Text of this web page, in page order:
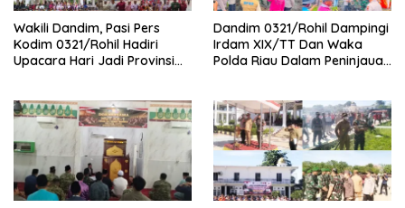
Wakili Dandim, Pasi Pers
Kodim 0321/Rohil Hadiri
Upacara Hari Jadi Provinsi
Dandim 0321/Rohil Dampingi
Irdam XIX/TT Dan Waka
Polda Riau Dalam Peninjauan